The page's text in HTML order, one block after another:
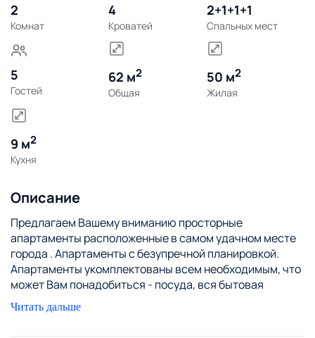
2
Комнат
4
Кроватей
2+1+1+1
Спальных мест
5
Гостей
62 м2
Общая
50 м2
Жилая
9 м2
Кухня
Описание
Предлагаем Вашему вниманию просторные
апартаменты расположенные в самом удачном месте
города . Апартаменты с безупречной планировкой.
Апартаменты укомплектованы всем необходимым, что
может Вам понадобиться - посуда, вся бытовая
техника, постельное бельё, WI-FI ср-ва личной
гигиены. Предоставление отчетных документов
Читать дальше